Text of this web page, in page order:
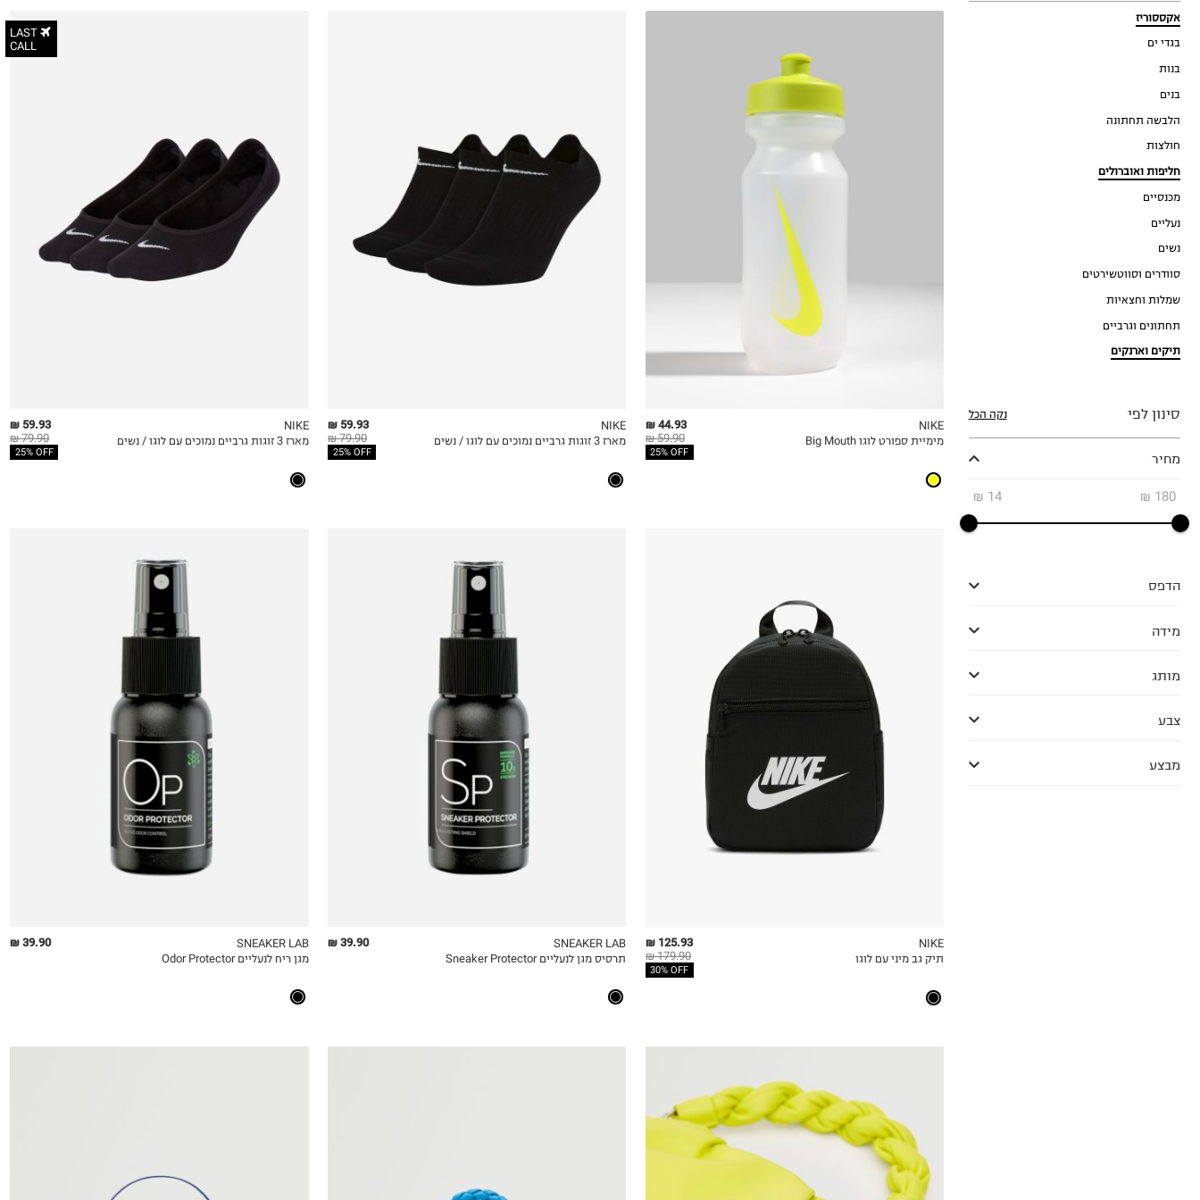
אני רוצה לקבל מטרמינל איקס מידע ופרסום על הטבות,
עדכונים וקולקציות חדשות באמצעי התקשרות
והטכנולוגיה השונים כגון: דוא"ל/ סמס/ וואטסאפ ועוד.
ידוע לי כי באפשרותי לבטל את ההסכמה בכל עת באיזור
נוסף על אופן השימוש במידע האישי ראו את
אקססוריז
בגדי ים
בנות
בנים
הלבשה תחתונה
חולצות
חליפות ואוברולים
מכנסיים
נעליים
נשים
סוודרים וסווטשירטים
שמלות וחצאיות
תחתונים וגרביים
תיקים וארנקים
סינון לפי נקה הכל
מחיר
14
₪ 180
₪
הדפס
מידה
מותג
צבע
מבצע
MY LIST
44.93 ₪
59.90 ₪
25% OFF
NIKE
מימיית ספורט לוגו Big Mouth
MY LIST
QUICKVIEW
59.93 ₪
79.90 ₪
25% OFF
NIKE
מארז 3 זוגות גרביים נמוכים עם לוגו / נשים
LAST
CALL
MY LIST
QUICKVIEW
59.93 ₪
79.90 ₪
25% OFF
NIKE
מארז 3 זוגות גרביים נמוכים עם לוגו / נשים
MY LIST
OneSize
125.93 ₪
179.90 ₪
30% OFF
NIKE
תיק גב מיני עם לוגו
MY LIST
39.90 ₪
SNEAKER LAB
תרסיס מגן לנעליים Sneaker Protector
MY LIST
39.90 ₪
SNEAKER LAB
מגן ריח לנעליים Odor Protector